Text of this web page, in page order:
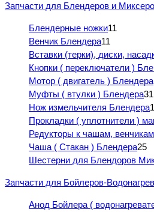
Запчасти для Блендеров и
Блендерные ножки11
Венчик Блендера11
Вставки (терки), диски,
Кнопки ( переключатели )
Мотор ( двигатель ) Блендера
Муфты ( втулки ) Блендера31
Нож измельчителя Блендера
Прокладки ( уплотнители )
Редукторы к чашам,
Чаша ( Стакан ) Блендера25
Шестерни для Блендоров
Запчасти для Бойлеров-
Анод Бойлера (